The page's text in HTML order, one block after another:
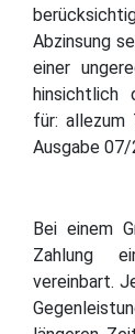
Abzinsung
einer
hinsichtlich
für: allezum
Ausgabe
Bei einem
Zahlung
vereinbart.